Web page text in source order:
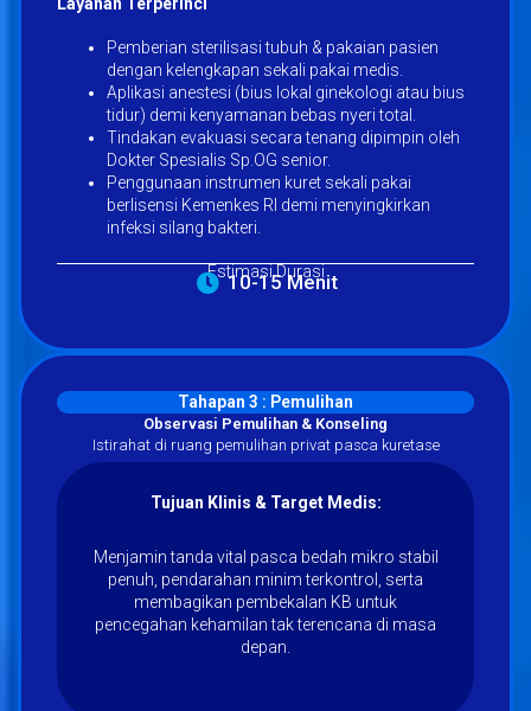
Pemberian sterilisasi tubuh & pakaian pasien
dengan kelengkapan sekali pakai medis.
Aplikasi anestesi (bius lokal ginekologi atau bius
tidur) demi kenyamanan bebas nyeri total.
Tindakan evakuasi secara tenang dipimpin oleh
Dokter Spesialis Sp.OG senior.
Penggunaan instrumen kuret sekali pakai
berlisensi Kemenkes RI demi menyingkirkan
infeksi silang bakteri.
Estimasi Durasi
10-15 Menit
Tahapan 3 : Pemulihan
Observasi Pemulihan & Konseling
Istirahat di ruang pemulihan privat pasca kuretase
Tujuan Klinis & Target Medis:
Menjamin tanda vital pasca bedah mikro stabil
penuh, pendarahan minim terkontrol, serta
membagikan pembekalan KB untuk
pencegahan kehamilan tak terencana di masa
depan.